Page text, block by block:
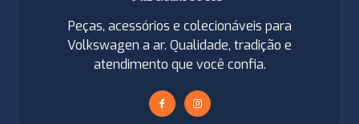
Peças, acessórios e colecionáveis para
Volkswagen a ar. Qualidade, tradição e
atendimento que você confia.